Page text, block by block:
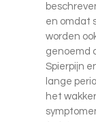
en omdat
worden
genoemd
Spierpijn
lange
het